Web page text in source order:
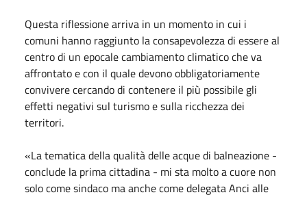
Questa riflessione arriva in un momento in cui i
comuni hanno raggiunto la consapevolezza di essere al
centro di un epocale cambiamento climatico che va
affrontato e con il quale devono obbligatoriamente
convivere cercando di contenere il più possibile gli
effetti negativi sul turismo e sulla ricchezza dei
territori.
«La tematica della qualità delle acque di balneazione -
conclude la prima cittadina - mi sta molto a cuore non
solo come sindaco ma anche come delegata Anci alle